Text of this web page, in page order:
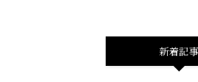
新着記事